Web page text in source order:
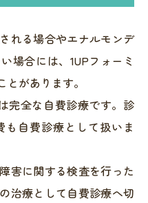
れる場合やエナルモンデ
場合には、1UPフォーミ
があります。
完全な自費診療です。診
自費診療として扱いま
害に関する検査を行った
治療として自費診療へ切